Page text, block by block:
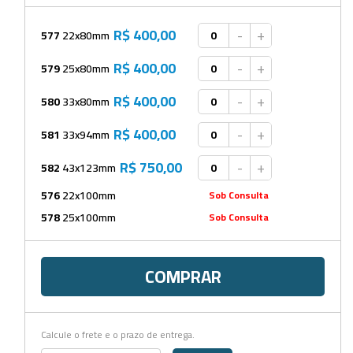
Borrifadores
Cachimbos
Caixas
Cassetes
Cálices e Copos
Cestos e Baldes
Coletores
Coletores e Diagnóstico
Cubetas
Dessecadores
57722x80mm R$ 400,00 - +
57925x80mm R$ 400,00 - +
58033x80mm R$ 400,00 - +
581 33x94mm R$ 400,00 - +
58243x123mm R$ 750,00 - +
57622x100mm Sob Consulta
57825x100mm Sob Consulta
COMPRAR
Calcule o frete e o prazo de entrega.